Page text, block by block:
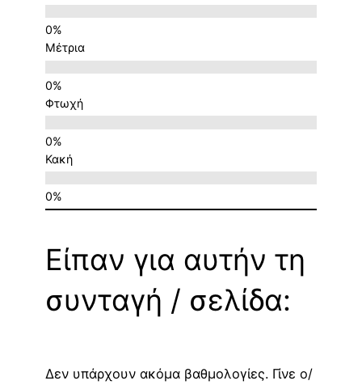
Μέτρια
Φτωχή
Κακή
Είπαν για αυτήν τη
συνταγή / σελίδα:
Δεν υπάρχουν ακόμα βαθμολογίες. Γίνε ο/